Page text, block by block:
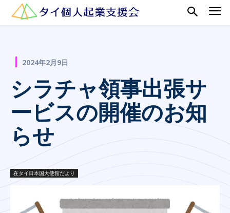
2024年2月9日
シラチャ領事出張サ
ービスの開催のお知
らせ
在タイ日本国大使館だより